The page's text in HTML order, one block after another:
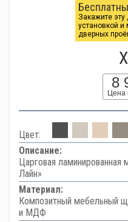
Закажите эту
установкой
дверных
8
Цена
Цвет:
Описание:
Царговая
Лайн»
Материал:
Композитный мебельный
и МДФ